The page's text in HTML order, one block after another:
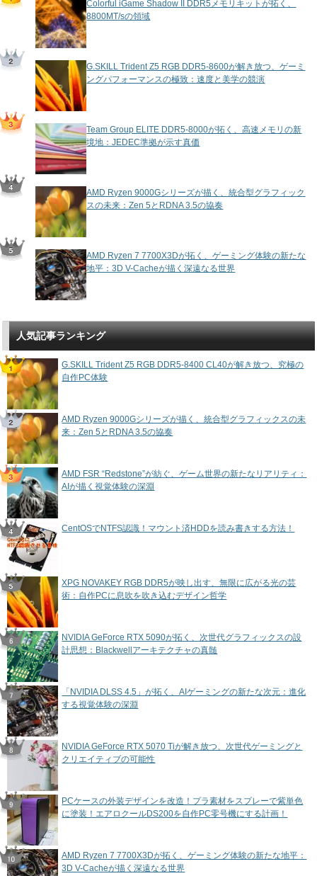
Colorful iGame Shadow II DDR5メモリキットが拓く、
8800MT/sの領域
G.SKILL Trident Z5 RGB DDR5-8600が解き放つ、ゲーミ
ングパフォーマンスの極致：速度と美学の競演
Team Group ELITE DDR5-8000が拓く、高速メモリの新
境地：JEDEC準拠が示す真価
AMD Ryzen 9000Gシリーズが描く、統合型グラフィック
スの未来：Zen 5とRDNA 3.5の協奏
AMD Ryzen 7 7700X3Dが拓く、ゲーミング体験の新たな
地平：3D V-Cacheが描く深遠なる世界
人気記事ランキング
G.SKILL Trident Z5 RGB DDR5-8400 CL40が解き放つ、究極の
自作PC体験
AMD Ryzen 9000Gシリーズが描く、統合型グラフィックスの未
来：Zen 5とRDNA 3.5の協奏
AMD FSR “Redstone”が紡ぐ、ゲーム世界の新たなリアリティ：
AIが描く視覚体験の深淵
CentOSでNTFS認識！マウント済HDDを読み書きする方法！
XPG NOVAKEY RGB DDR5が映し出す、無限に広がる光の芸
術：自作PCに息吹を吹き込むデザイン哲学
NVIDIA GeForce RTX 5090が拓く、次世代グラフィックスの設
計思想：Blackwellアーキテクチャの真髄
「NVIDIA DLSS 4.5」が拓く、AIゲーミングの新たな次元：進化
する視覚体験の深淵
NVIDIA GeForce RTX 5070 Tiが解き放つ、次世代ゲーミングと
クリエイティブの可能性
PCケースの外装デザインを改造！プラ素材をスプレーで紫単色
に塗装！エアロクールDS200を自作PC零号機にする計画！
AMD Ryzen 7 7700X3Dが拓く、ゲーミング体験の新たな地平：
3D V-Cacheが描く深遠なる世界